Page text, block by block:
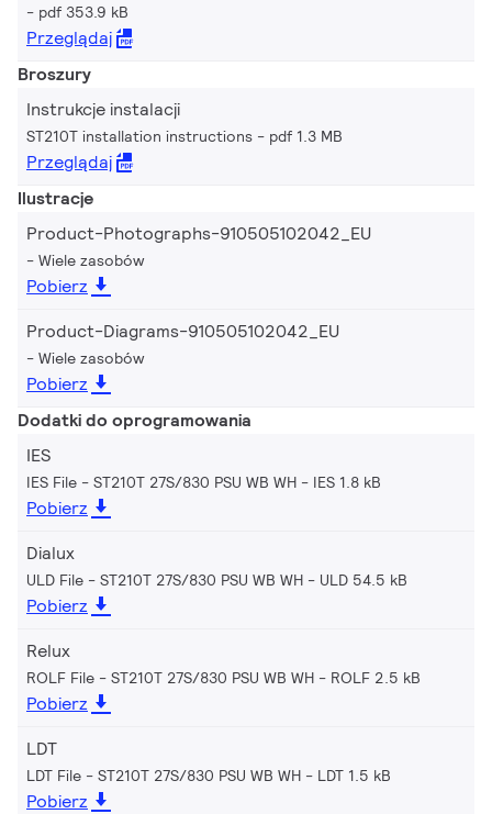
pdf 353.9 kB
Przeglądaj
Broszury
Instrukcje instalacji
ST210T installation instructions pdf 1.3 MB
Przeglądaj
Ilustracje
Product-Photographs-910505102042_EU
Wiele zasobów
Pobierz
Product-Diagrams-910505102042_EU
Wiele zasobów
Pobierz
Dodatki do oprogramowania
IES
IES File - ST210T 27S/830 PSU WB WH IES 1.8 kB
Pobierz
Dialux
ULD File - ST210T 27S/830 PSU WB WH ULD 54.5 kB
Pobierz
Relux
ROLF File - ST210T 27S/830 PSU WB WH ROLF 2.5 kB
Pobierz
LDT
LDT File - ST210T 27S/830 PSU WB WH LDT 1.5 kB
Pobierz